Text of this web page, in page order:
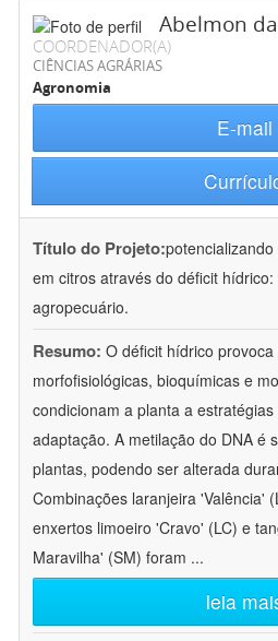
Abelmon
COORDENADOR(A)
CIÊNCIAS AGRÁRIAS
Agronomia
E-mail
Título do Projeto:
em citros através do déficit
agropecuário.
Resumo: O déficit hídrico
morfofisiológicas, bioquímicas e
condicionam a planta a
adaptação. A metilação do DNA é
plantas, podendo ser alterada
Combinações laranjeira 'Valência'
enxertos limoeiro 'Cravo' (LC) e
Maravilha' (SM) foram ...
leia